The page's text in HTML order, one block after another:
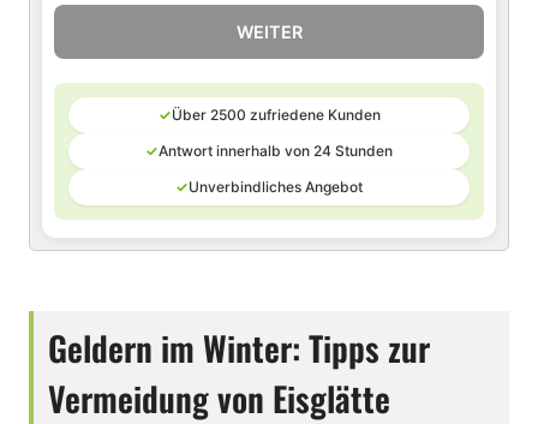
WEITER
✓Über 2500 zufriedene Kunden
✓Antwort innerhalb von 24 Stunden
✓Unverbindliches Angebot
Geldern im Winter: Tipps zur
Vermeidung von Eisglätte